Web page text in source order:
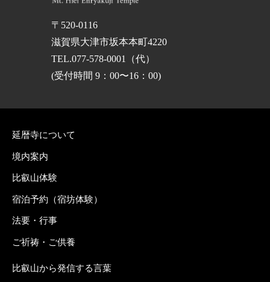
〒520-0116
滋賀県大津市坂本本町4220
TEL.077-578-0001（代）
(受付時間 9：00〜16：00)
延暦寺について
境内案内
比叡山体験
宿泊予約（宿坊体験）
法要・行事
ご祈祷・ご供養
比叡山から発信する言葉